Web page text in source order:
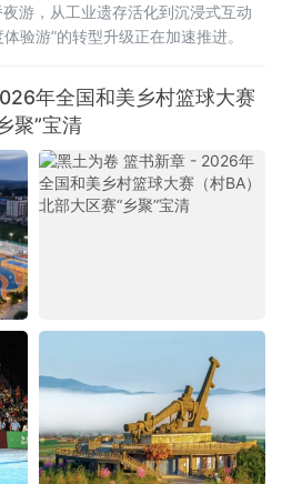
游，从工业遗存活化到沉浸式互动
验游”的转型升级正在加速推进。
年全国和美乡村篮球大赛
聚”宝清